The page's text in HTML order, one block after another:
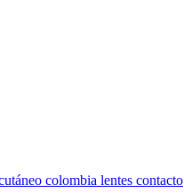
colombia lentes contacto